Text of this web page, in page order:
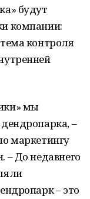
будут
компании:
контроля
мы
–
маркетингу
– До недавнего
– это